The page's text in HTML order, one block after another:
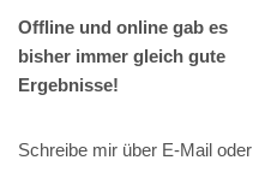
Offline und online gab es
bisher immer gleich gute
Ergebnisse!
Schreibe mir über E-Mail oder